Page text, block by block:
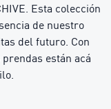
Esta colección
de nuestro
del futuro. Con
están acá